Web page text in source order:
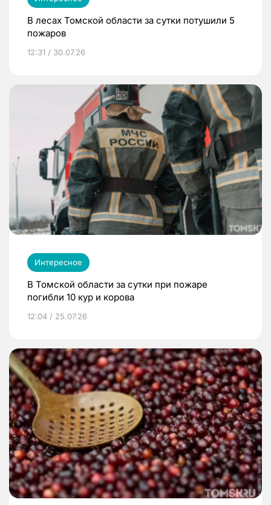
В лесах Томской области за сутки потушили 5
пожаров
12:31 / 30.07.26
Интересное
В Томской области за сутки при пожаре
погибли 10 кур и корова
12:04 / 25.07.26